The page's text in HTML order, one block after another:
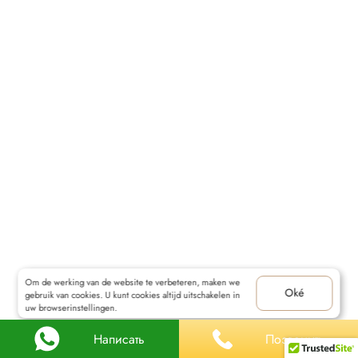
Om de werking van de website te verbeteren, maken we
gebruik van cookies. U kunt cookies altijd uitschakelen in
uw browserinstellingen.
Oké
Написать Позвонить